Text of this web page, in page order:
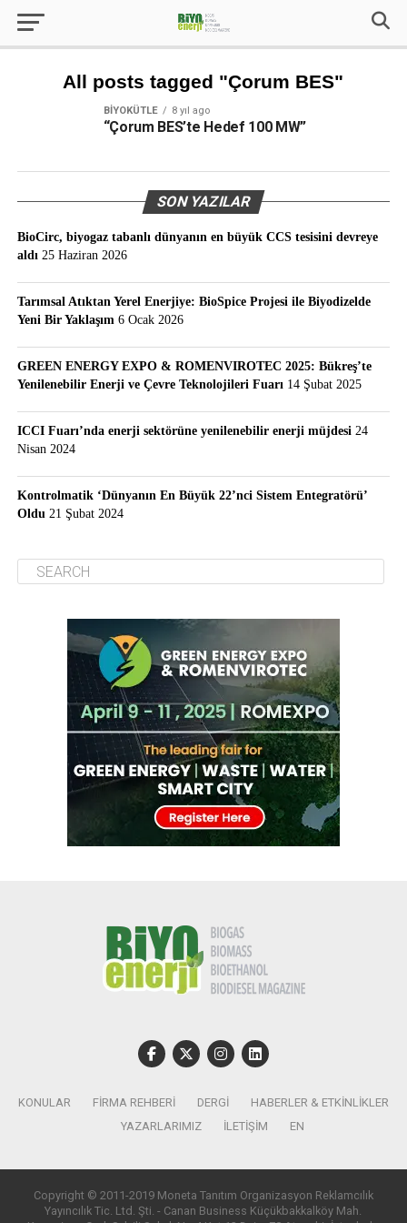
All posts tagged "Çorum BES"
BIYOKÜTLE 8 yıl ago
“Çorum BES’te Hedef 100 MW”
SON YAZILAR
BioCirc, biyogaz tabanlı dünyanın en büyük CCS tesisini devreye
aldı 25 Haziran 2026
Tarımsal Atıktan Yerel Enerjiye: BioSpice Projesi ile Biyodizelde
Yeni Bir Yaklaşım 6 Ocak 2026
GREEN ENERGY EXPO & ROMENVIROTEC 2025: Bükreş’te
Yenilenebilir Enerji ve Çevre Teknolojileri Fuarı 14 Şubat 2025
ICCI Fuarı’nda enerji sektörüne yenilenebilir enerji müjdesi 24
Nisan 2024
Kontrolmatik ‘Dünyanın En Büyük 22’nci Sistem Entegratörü’
Oldu 21 Şubat 2024
KONULAR FIRMA REHBERI DERGI
HABERLER & ETKINLIKLER
YAZARLARIMIZ
İLETIŞIM EN
Copyright © 2011-2019 Moneta Tanıtım Organizasyon Reklamcılık
Yayıncılık Tic. Ltd. Şti. - Canan Business Küçükbakkalköy Mah.